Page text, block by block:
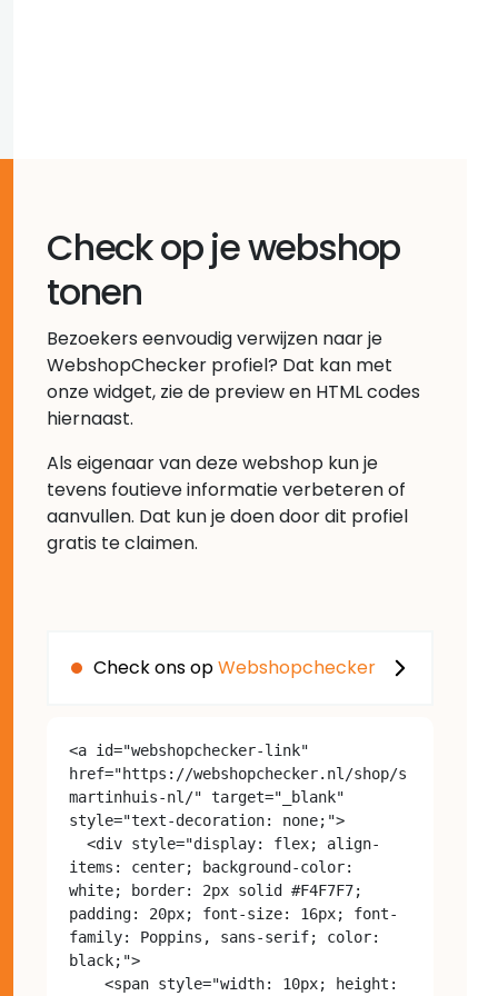
Check op je webshop
tonen
Bezoekers eenvoudig verwijzen naar je
WebshopChecker profiel? Dat kan met
onze widget, zie de preview en HTML codes
hiernaast.
Als eigenaar van deze webshop kun je
tevens foutieve informatie verbeteren of
aanvullen. Dat kun je doen door dit profiel
gratis te claimen.
Check ons opWebshopchecker
<a id="webshopchecker-link"
href="https://webshopchecker.nl/shop/s
martinhuis-nl/" target="_blank"
style="text-decoration: none;">
items: center; background-color:
white; border: 2px solid #F4F7F7;
padding: 20px; font-size: 16px; font-
family: Poppins, sans-serif; color:
black;">